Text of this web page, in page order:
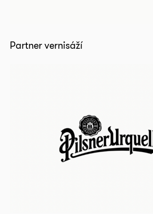
Partner vernisáží